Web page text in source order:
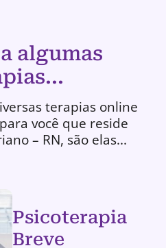
algumas
terapias online
você que reside
– RN, são elas...
Psicoterapia
Breve